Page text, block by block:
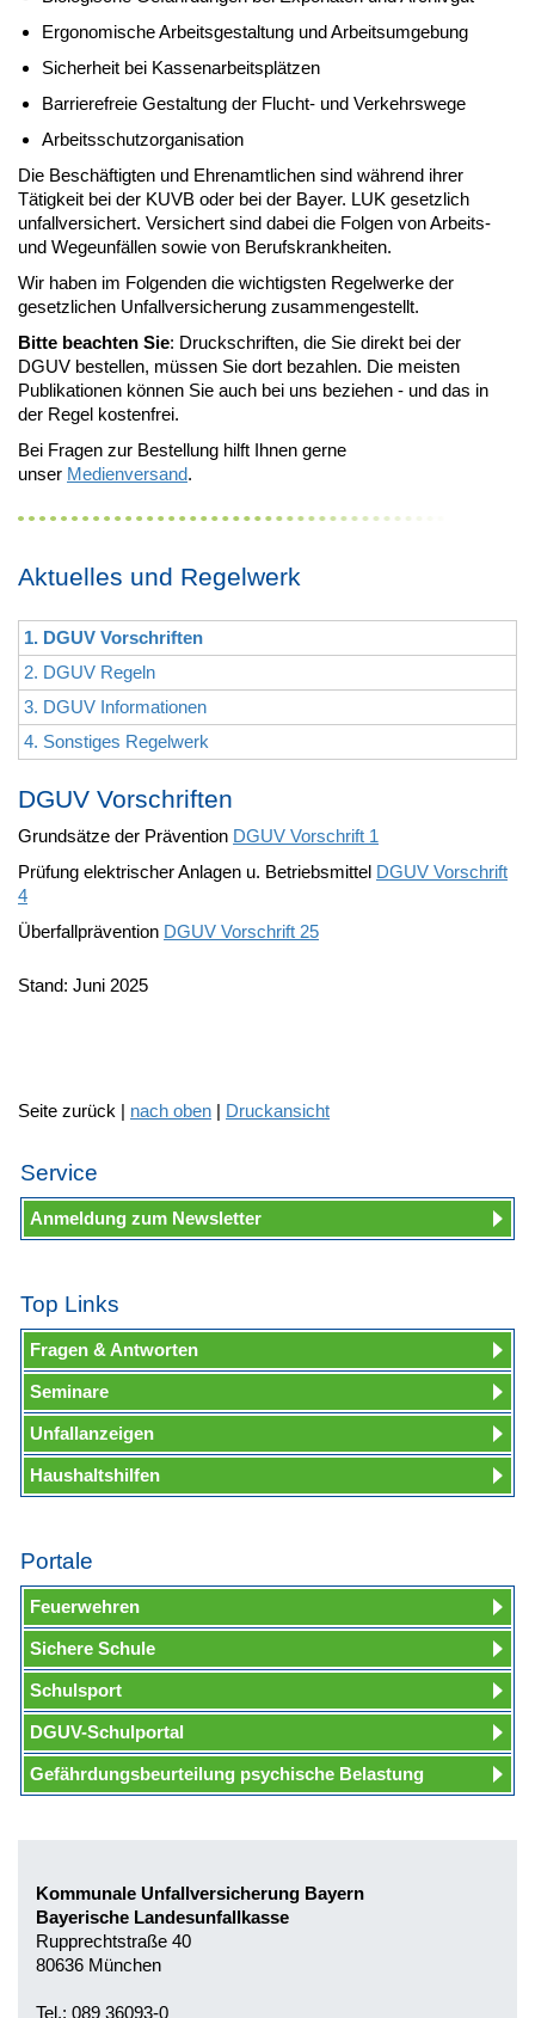
Ergonomische Arbeitsgestaltung und Arbeitsumgebung
Sicherheit bei Kassenarbeitsplätzen
Barrierefreie Gestaltung der Flucht- und Verkehrswege
Arbeitsschutzorganisation
Die Beschäftigten und Ehrenamtlichen sind während ihrer
Tätigkeit bei der KUVB oder bei der Bayer. LUK gesetzlich
unfallversichert. Versichert sind dabei die Folgen von Arbeits-
und Wegeunfällen sowie von Berufskrankheiten.
Wir haben im Folgenden die wichtigsten Regelwerke der
gesetzlichen Unfallversicherung zusammengestellt.
Bitte beachten Sie: Druckschriften, die Sie direkt bei der
DGUV bestellen, müssen Sie dort bezahlen. Die meisten
Publikationen können Sie auch bei uns beziehen - und das in
der Regel kostenfrei.
Bei Fragen zur Bestellung hilft Ihnen gerne
unser Medienversand.
Aktuelles und Regelwerk
1. DGUV Vorschriften
2. DGUV Regeln
3. DGUV Informationen
4. Sonstiges Regelwerk
DGUV Vorschriften
Grundsätze der Prävention DGUV Vorschrift 1
Prüfung elektrischer Anlagen u. Betriebsmittel DGUV Vorschrift
4
Überfallprävention DGUV Vorschrift 25
Stand: Juni 2025
Seite zurück | nach oben | Druckansicht
Service
Anmeldung zum Newsletter
Top Links
Fragen & Antworten
Seminare
Unfallanzeigen
Haushaltshilfen
Portale
Feuerwehren
Sichere Schule
Schulsport
DGUV-Schulportal
Gefährdungsbeurteilung psychische Belastung
Kommunale Unfallversicherung Bayern
Bayerische Landesunfallkasse
Rupprechtstraße 40
80636 München
Tel.: 089 36093-0